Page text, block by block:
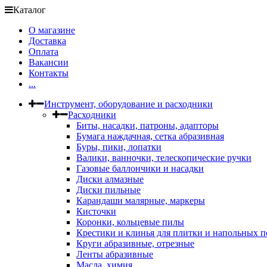
Каталог
О магазине
Доставка
Оплата
Вакансии
Контакты
...
Инструмент, оборудование и расходники
Расходники
Биты, насадки, патроны, адапторы
Бумага наждачная, сетка абразивная
Буры, пики, лопатки
Валики, ванночки, телескопические ручки
Газовые баллончики и насадки
Диски алмазные
Диски пильные
Карандаши малярные, маркеры
Кисточки
Коронки, кольцевые пилы
Крестики и клинья для плитки и напольных
Круги абразивные, отрезные
Ленты абразивные
Масла, химия